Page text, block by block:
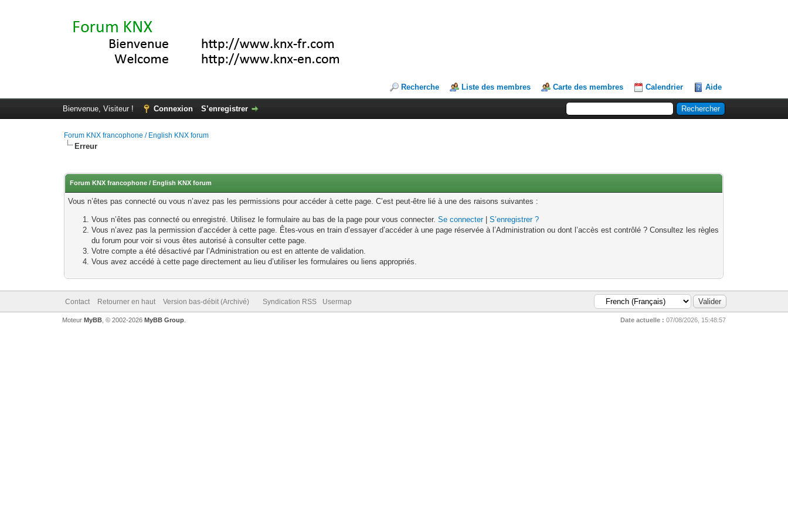
Recherche Liste des membres Carte des membres Calendrier Aide
Bienvenue, Visiteur ! Connexion S’enregistrer
Forum KNX francophone / English KNX forum
Erreur
Forum KNX francophone / English KNX forum
Vous n’êtes pas connecté ou vous n’avez pas les permissions pour accéder à cette page. C’est peut-être lié à une des raisons suivantes :
Vous n’êtes pas connecté ou enregistré. Utilisez le formulaire au bas de la page pour vous connecter.Se connecter|S’enregistrer ?
Vous n’avez pas la permission d’accéder à cette page. Êtes-vous en train d’essayer d’accéder à une page réservée à l’Administration ou dont l’accès est contrôlé ? Consultez les règles
du forum pour voir si vous êtes autorisé à consulter cette page.
Votre compte a été désactivé par l’Administration ou est en attente de validation.
Vous avez accédé à cette page directement au lieu d’utiliser les formulaires ou liens appropriés.
Contact Retourner en haut Version bas-débit (Archivé) Syndication RSS Usermap
Date actuelle : 07/08/2026, 15:48:57
Moteur MyBB, © 2002-2026 MyBB Group.